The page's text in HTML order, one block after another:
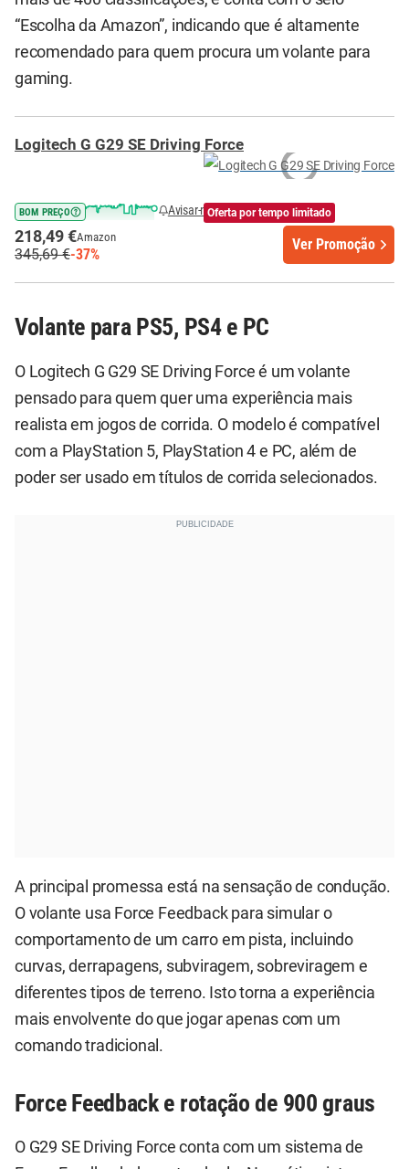
“Escolha da Amazon”, indicando que é altamente
recomendado para quem procura um volante para
gaming.
Oferta por tempo limitado
Logitech G G29 SE Driving Force
BOM PREÇO Avisar-me quando baixar
218,49 €Amazon
345,69 €-37%
Ver Promoção
Volante para PS5, PS4 e PC
O Logitech G G29 SE Driving Force é um volante
pensado para quem quer uma experiência mais
realista em jogos de corrida. O modelo é compatível
com a PlayStation 5, PlayStation 4 e PC, além de
poder ser usado em títulos de corrida selecionados.
A principal promessa está na sensação de condução.
O volante usa Force Feedback para simular o
comportamento de um carro em pista, incluindo
curvas, derrapagens, subviragem, sobreviragem e
diferentes tipos de terreno. Isto torna a experiência
mais envolvente do que jogar apenas com um
comando tradicional.
Force Feedback e rotação de 900 graus
O G29 SE Driving Force conta com um sistema de